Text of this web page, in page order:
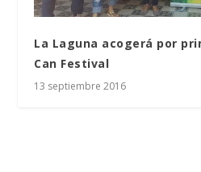
La Laguna acogerá por
Can Festival
13 septiembre 2016